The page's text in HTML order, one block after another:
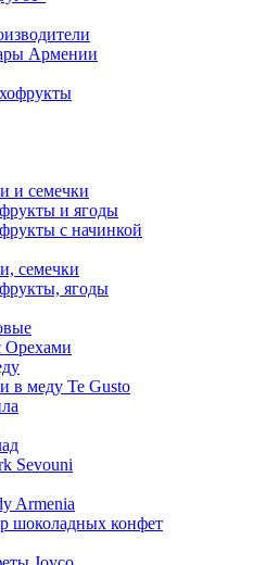
Армении
и семечки
и ягоды
с начинкой
семечки
ягоды
Орехами
в меду Te Gusto
Sevouni
Armenia
шоколадных конфет